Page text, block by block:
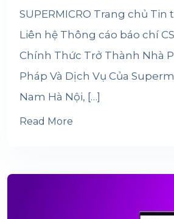
SUPERMICRO Trang chủ Tin
Liên hệ Thông cáo báo chí
Chính Thức Trở Thành Nhà
Pháp Và Dịch Vụ Của
Nam Hà Nội, […]
Read More